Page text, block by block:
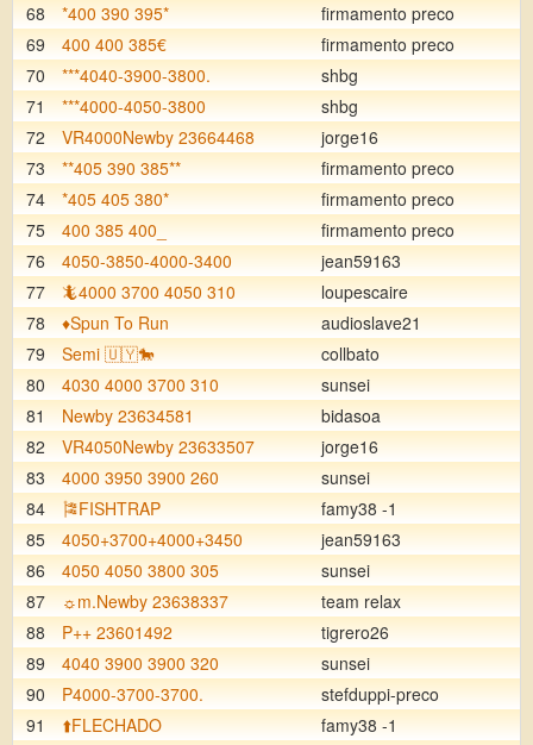
68
*400 390 395*
firmamento preco
69
400 400 385€
firmamento preco
70
***4040-3900-3800.
shbg
71
***4000-4050-3800
shbg
72
VR4000Newby 23664468
jorge16
73
**405 390 385**
firmamento preco
74
*405 405 380*
firmamento preco
75
400 385 400_
firmamento preco
76
4050-3850-4000-3400
jean59163
77
🦎4000 3700 4050 310
loupescaire
78
♦️Spun To Run
audioslave21
79
Semi 🇺🇾🐎
collbato
80
4030 4000 3700 310
sunsei
81
Newby 23634581
bidasoa
82
VR4050Newby 23633507
jorge16
83
4000 3950 3900 260
sunsei
84
🎏FISHTRAP
famy38 -1
85
4050+3700+4000+3450
jean59163
86
4050 4050 3800 305
sunsei
87
☼m.Newby 23638337
team relax
88
P++ 23601492
tigrero26
89
4040 3900 3900 320
sunsei
90
P4000-3700-3700.
stefduppi-preco
91
⬆️FLECHADO
famy38 -1